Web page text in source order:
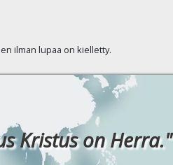
ilman lupaa on kielletty.
Kristus on Herra."